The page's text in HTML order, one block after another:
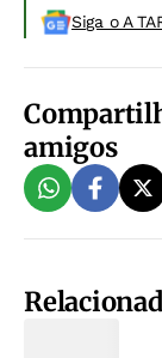
Siga o A
amigos